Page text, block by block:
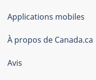
du
gouvernement
du
Canada
Applications mobiles
À propos de Canada.ca
Avis